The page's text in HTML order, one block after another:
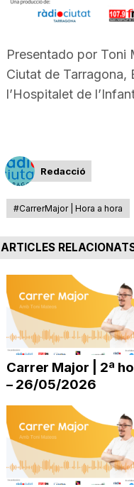
o
Presentado por Toni
Ciutat de Tarragona,
l’Hospitalet de
Redacció
#CarrerMajor | Hora a hora
ARTICLES
Carrer Major | 2ª
– 26/05/2026